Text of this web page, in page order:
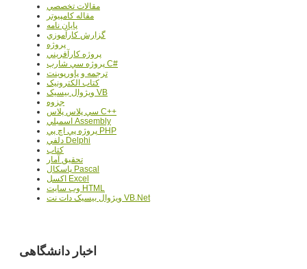
مقالات تخصصي
مقاله کامپیوتر
پایان نامه
گزارش کارآموزي
پروژه
پروژه کارآفريني
پروژه سي شارپ C#
ترجمه و پاورپوينت
کتاب الکترونيک
ويژوال بيسيک VB
جزوه
سي پلاس پلاس C++
اسمبلي Assembly
پروژه پي اچ پي PHP
دلفي Delphi
کتاب
تحقيق آمار
پاسکال Pascal
اکسل Excel
وب سايت HTML
ويژوال بيسيک دات نت VB.Net
اخبار دانشگاهی